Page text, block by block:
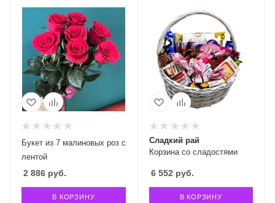
Букет из 7 малиновых роз с
лентой
2 886 руб.
В КОРЗИНУ
Корзина со сладостями
Сладкий рай
6 552 руб.
В КОРЗИНУ